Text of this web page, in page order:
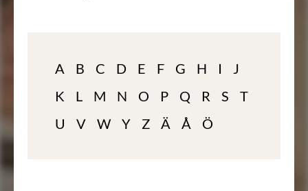
A B C D E F G H I
J
K
L M N O P Q R S
T
U
V W Y Z Ä Å Ö